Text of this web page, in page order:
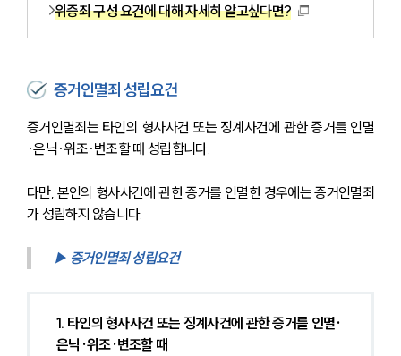
위증죄 구성 요건에 대해 자세히 알고싶다면?
증거인멸죄 성립요건
증거인멸죄는 타인의 형사사건 또는 징계사건에 관한 증거를 인멸
·은닉·위조·변조할 때 성립합니다.
다만, 본인의 형사사건에 관한 증거를 인멸한 경우에는 증거인멸죄
가 성립하지 않습니다.
▶ 증거인멸죄 성립요건
1. 타인의 형사사건 또는 징계사건에 관한 증거를 인멸·
은닉·위조·변조할 때